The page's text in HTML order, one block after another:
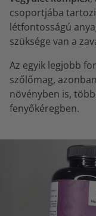
csoportjába
létfontosságú
szüksége van a
Az egyik legjobb
szőlőmag,
növényben is,
fenyőkéregben.